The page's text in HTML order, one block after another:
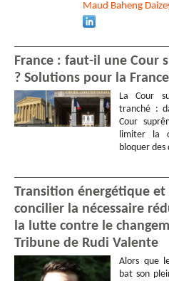
Maud Baheng
France : faut-il une Cour
? Solutions pour la France
La Cour
tranché :
Cour
limiter la
bloquer
Transition énergétique
concilier la nécessaire
la lutte contre le
Tribune de Rudi Valente
Alors que
bat son